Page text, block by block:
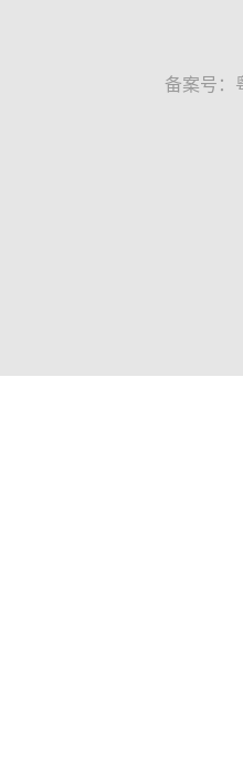
备案号：